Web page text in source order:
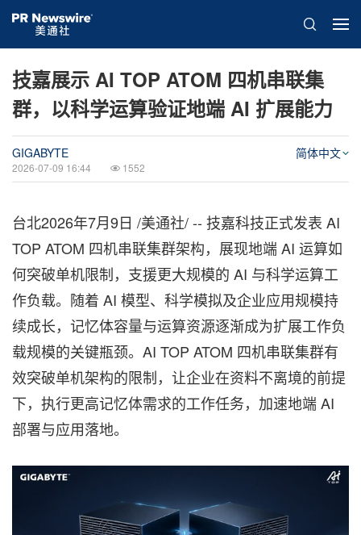
技嘉展示 AI TOP ATOM 四机串联集
群，以科学运算验证地端 AI 扩展能力
GIGABYTE
2026-07-09 16:44 1552
简体中文
台北2026年7月9日 /美通社/ -- 技嘉科技正式发表 AI
TOP ATOM 四机串联集群架构，展现地端 AI 运算如
何突破单机限制，支援更大规模的 AI 与科学运算工
作负载。随着 AI 模型、科学模拟及企业应用规模持
续成长，记忆体容量与运算资源逐渐成为扩展工作负
载规模的关键瓶颈。AI TOP ATOM 四机串联集群有
效突破单机架构的限制，让企业在资料不离境的前提
下，执行更高记忆体需求的工作任务，加速地端 AI
部署与应用落地。